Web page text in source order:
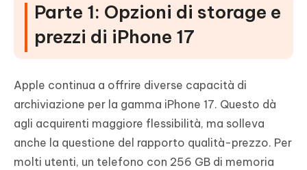
Parte 1: Opzioni di storage e
prezzi di iPhone 17
Apple continua a offrire diverse capacità di
archiviazione per la gamma iPhone 17. Questo dà
agli acquirenti maggiore flessibilità, ma solleva
anche la questione del rapporto qualità-prezzo. Per
molti utenti, un telefono con 256 GB di memoria